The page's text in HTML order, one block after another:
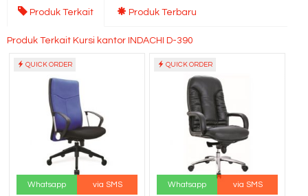
Produk Terkait Produk Terbaru
Produk Terkait Kursi kantor INDACHI D-390
QUICK ORDER
Whatsapp via SMS
QUICK ORDER
Whatsapp via SMS